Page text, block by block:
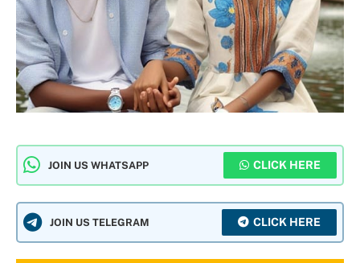
JOIN US WHATSAPP CLICK HERE
JOIN US TELEGRAM CLICK HERE